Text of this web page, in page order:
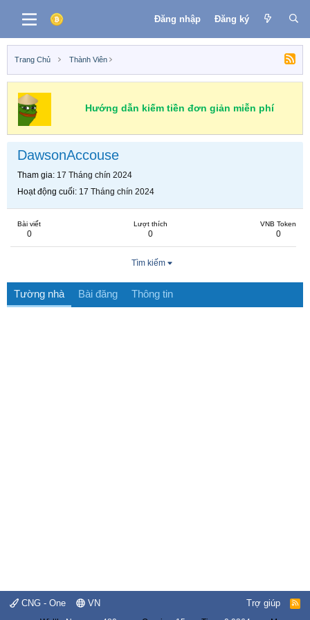
Đăng nhập Đăng ký
Trang Chủ Thành Viên
Hướng dẫn kiếm tiền đơn giản miễn phí
DawsonAccouse
Tham gia 17 Tháng chín 2024
Hoạt động cuối 17 Tháng chín 2024
Bài viết
0
Lượt thích
0
VNB Token
0
Tìm kiếm
Tường nhà Bài đăng Thông tin
CNG - One VN Trợ giúp
R